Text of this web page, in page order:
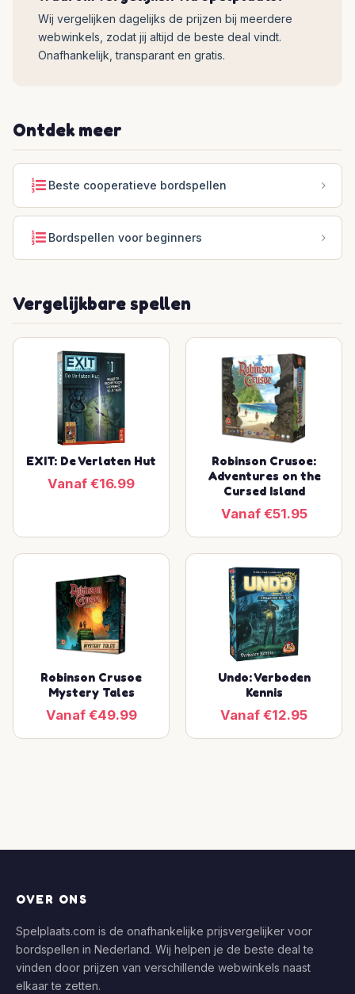
Wij vergelijken dagelijks de prijzen bij meerdere
webwinkels, zodat jij altijd de beste deal vindt.
Onafhankelijk, transparant en gratis.
Ontdek meer
Beste cooperatieve bordspellen
Bordspellen voor beginners
Vergelijkbare spellen
EXIT: De Verlaten Hut
Vanaf €16.99
Robinson Crusoe:
Adventures on the
Cursed Island
Vanaf €51.95
Robinson Crusoe
Mystery Tales
Vanaf €49.99
Undo: Verboden
Kennis
Vanaf €12.95
OVER ONS
Spelplaats.com is de onafhankelijke prijsvergelijker voor
bordspellen in Nederland. Wij helpen je de beste deal te
vinden door prijzen van verschillende webwinkels naast
elkaar te zetten.